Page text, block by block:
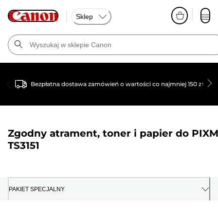
Sklep
Bezpłatna dostawa zamówień o wartości co najmniej 150 zł
Zgodny atrament, toner i papier do
TS3151
PAKIET SPECJALNY